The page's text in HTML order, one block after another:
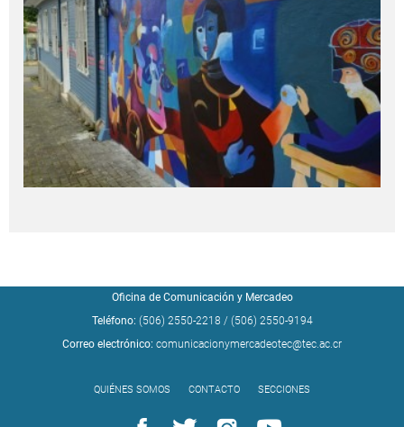
Oficina de Comunicación y Mercadeo
Teléfono: (506) 2550-2218 / (506) 2550-9194
Correo electrónico: comunicacionymercadeotec@tec.ac.cr
QUIÉNES SOMOS CONTACTO SECCIONES